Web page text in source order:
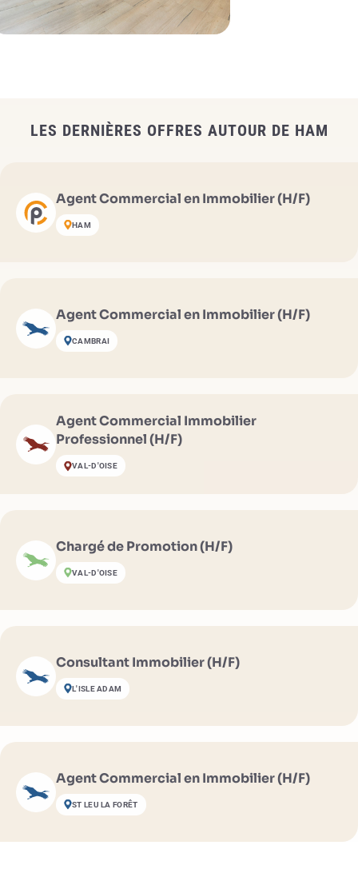
LES DERNIÈRES OFFRES AUTOUR DE HAM
Agent Commercial en Immobilier (H/F)
HAM
Agent Commercial en Immobilier (H/F)
CAMBRAI
Agent Commercial Immobilier
Professionnel (H/F)
VAL-D'OISE
Chargé de Promotion (H/F)
VAL-D'OISE
Consultant Immobilier (H/F)
L'ISLE ADAM
Agent Commercial en Immobilier (H/F)
ST LEU LA FORÊT